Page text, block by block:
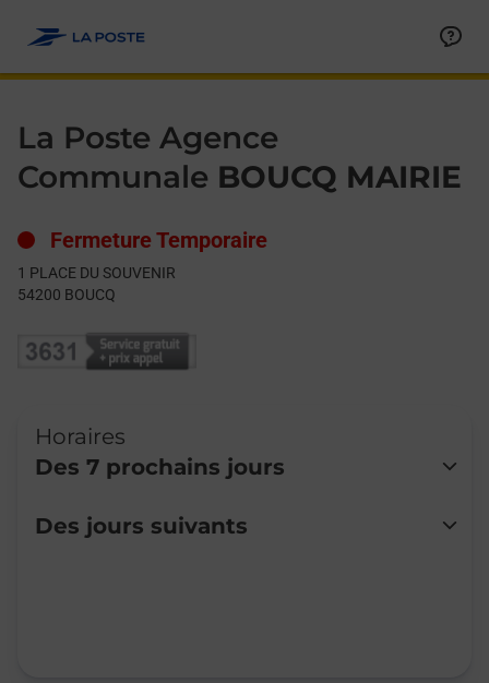
La Poste Agence
Communale BOUCQ MAIRIE
Fermeture Temporaire
1 PLACE DU SOUVENIR
54200 BOUCQ
Horaires
Des 7 prochains jours
Lundi
Fermé
Des jours suivants